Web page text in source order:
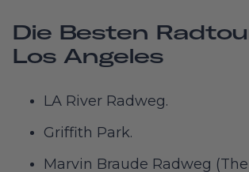
Die Besten
Los Angeles
LA River Radweg.
Griffith Park.
Marvin Braude Radweg